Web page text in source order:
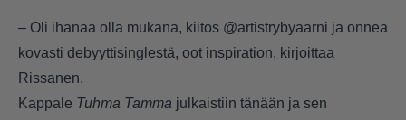
– Oli ihanaa olla mukana, kiitos @artistrybyaarni ja onnea
kovasti debyyttisinglestä, oot inspiration, kirjoittaa
Rissanen.
Kappale Tuhma Tamma julkaistiin tänään ja sen